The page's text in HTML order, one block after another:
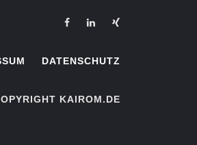
DATENSCHUTZ
KAIROM.DE